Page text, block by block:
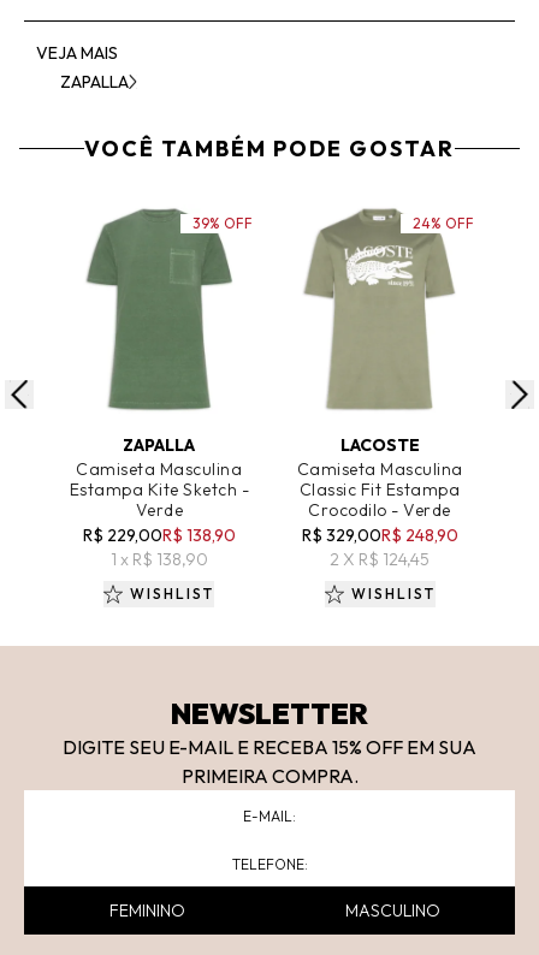
VEJA MAIS
ZAPALLA
VOCÊ TAMBÉM PODE GOSTAR
ADICIONAR AO CARRINHO
ZAPALLA
Camiseta Masculina
Estampa Kite Sketch -
Verde
R$ 229,00R$ 138,90
1 x R$ 138,90
39% OFF
WISHLIST
ADICIONAR AO CARRINHO
LACOSTE
Camiseta Masculina
Classic Fit Estampa
Crocodilo - Verde
R$ 329,00R$ 248,90
2 X R$ 124,45
24% OFF
WISHLIST
NEWSLETTER
DIGITE SEU E-MAIL E RECEBA 15% OFF EM SUA
PRIMEIRA COMPRA.
FEMININO MASCULINO